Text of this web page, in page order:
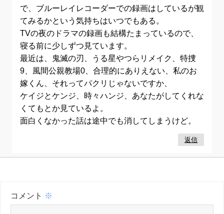
で、ブルーレイレコーダーでの録画はしているが観
てみるかという気持ちはいつでもある。
TVの夜のドラマの録画も結構たまっているので、
寝る前に少しずつ見ています。
最近は、鬼滅の刃、うる星やつらリメイク、特捜
9、風間公親教場0、合理的にありえない、私のお
嫁くん、それってパクリじゃないですか、
ケイジとケンジ、時々ハンジ、あなたがしてくれな
くてもとか見ているよ。
面白くなかった話は途中でも消してしまうけど。
返信
コメント ※